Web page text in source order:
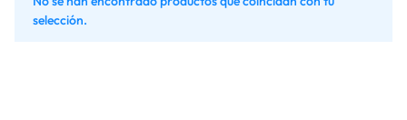
selección.